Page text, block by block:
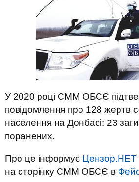
У 2020 році СММ ОБСЄ
повідомлення про 128 жертв
населення на Донбасі: 23
поранених.
Про це інформує Цензор.НЕТ
на сторінку СММ ОБСЄ в